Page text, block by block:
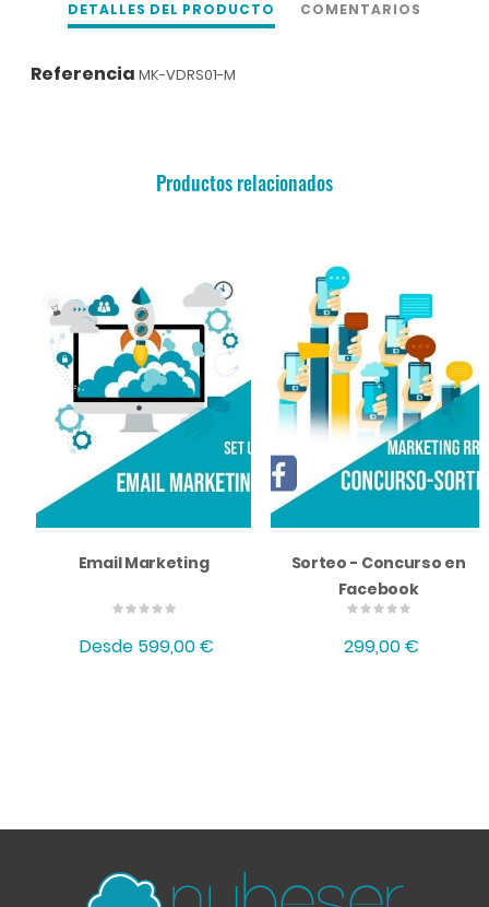
DETALLES DEL PRODUCTO COMENTARIOS
Referencia MK-VDRS01-M
Productos relacionados
Email Marketing
Desde 599,00 €
Sorteo - Concurso en
Facebook
299,00 €